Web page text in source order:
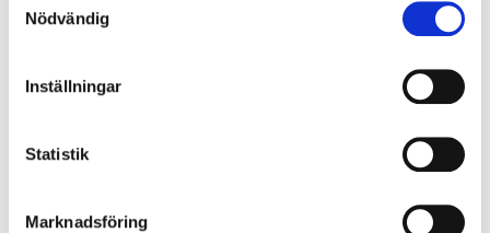
Nödvändig
Inställningar
Statistik
Marknadsföring
Boier förvärvas av Arbonas dotterbolag
Arbona förvärvar Boier Bilverktyg genom sitt dotterbolag Tranova
Globala transaktioner i fokus - GCG Dealmakers Report 2026